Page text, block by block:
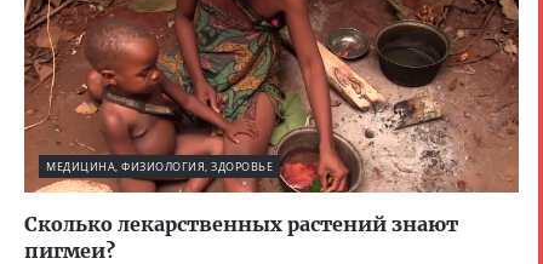
МЕДИЦИНА, ФИЗИОЛОГИЯ, ЗДОРОВЬЕ
Сколько лекарственных растений знают
пигмеи?